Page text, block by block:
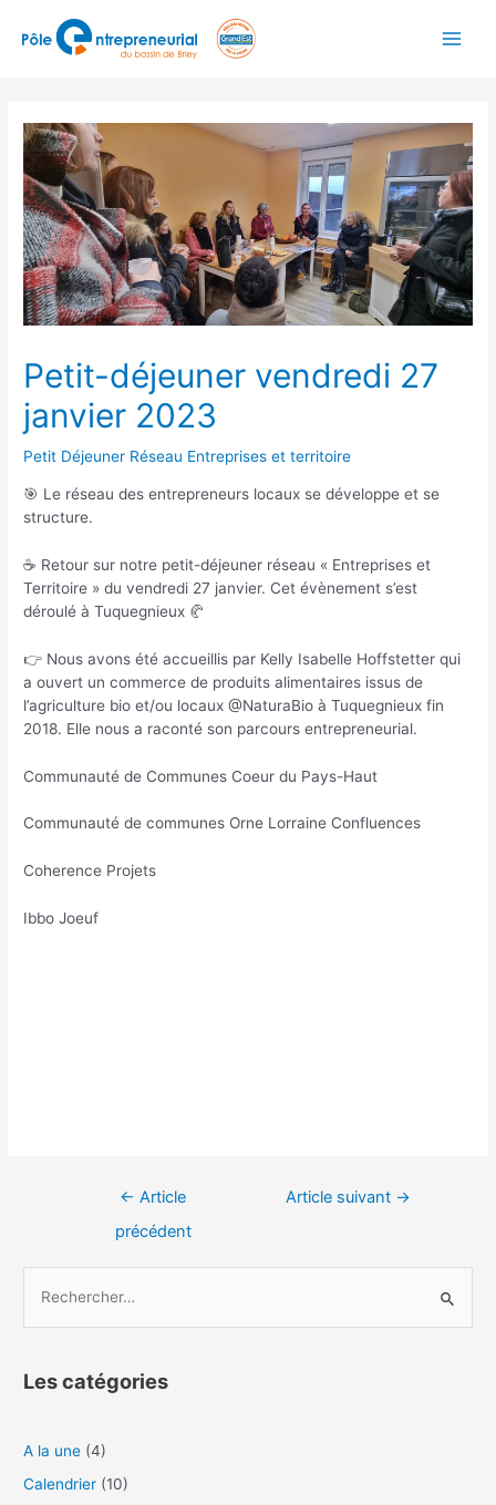
Petit-déjeuner vendredi 27
janvier 2023
Petit Déjeuner Réseau Entreprises et territoire
🎯 Le réseau des entrepreneurs locaux se développe et se
structure.
☕️ Retour sur notre petit-déjeuner réseau « Entreprises et
Territoire » du vendredi 27 janvier. Cet évènement s’est
déroulé à Tuquegnieux 🥐
👉 Nous avons été accueillis par Kelly Isabelle Hoffstetter qui
a ouvert un commerce de produits alimentaires issus de
l’agriculture bio et/ou locaux @NaturaBio à Tuquegnieux fin
2018. Elle nous a raconté son parcours entrepreneurial.
Communauté de Communes Coeur du Pays-Haut
Communauté de communes Orne Lorraine Confluences
Coherence Projets
Ibbo Joeuf
← Article
précédent
Article suivant →
Les catégories
A la une (4)
Calendrier (10)